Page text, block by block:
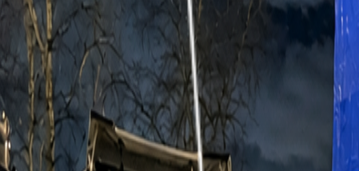
Доставка автозапчастей под ключ
Наш клиент выиграл тендер на крупную поставку
Китая
Подробнее
Сэкономили 40 000 $
Московскому Эндокринному Заводу нужно было